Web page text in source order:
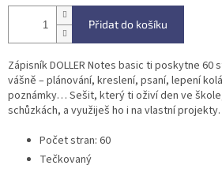
Přidat do košíku
Zápisník DOLLER Notes basic ti poskytne 60
vášně – plánování, kreslení, psaní, lepení
poznámky… Sešit, který ti oživí den ve
schůzkách, a využiješ ho i na vlastní projekty.
Počet stran: 60
Tečkovaný